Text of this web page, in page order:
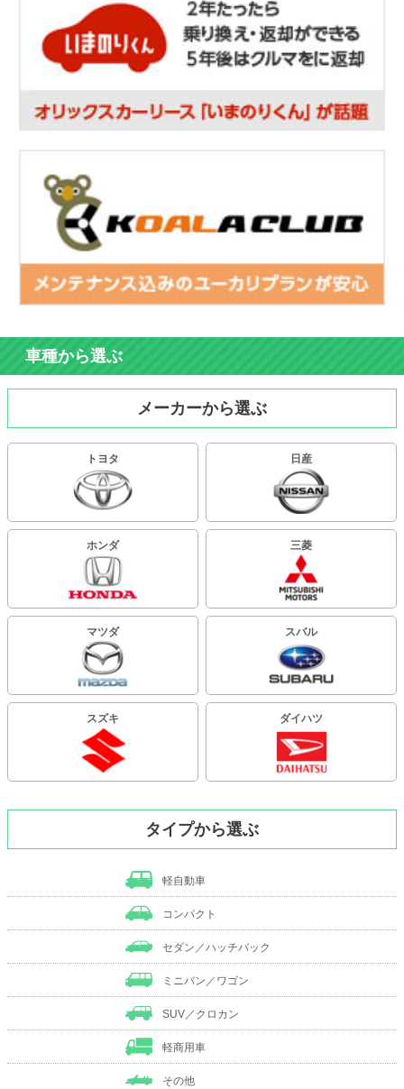
車種から選ぶ
メーカーから選ぶ
トヨタ 日産
ホンダ 三菱
マツダ スバル
スズキ ダイハツ
タイプから選ぶ
軽自動車
コンパクト
セダン／ハッチバック
ミニバン／ワゴン
SUV／クロカン
軽商用車
その他